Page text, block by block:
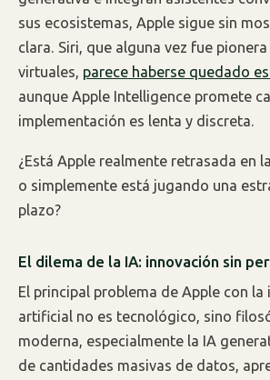
sus ecosistemas, Apple sigue sin
clara. Siri, que alguna vez fue
virtuales, parece haberse quedado
aunque Apple Intelligence promete
implementación es lenta y discreta.
¿Está Apple realmente retrasada en
o simplemente está jugando una
plazo?
El dilema de la IA: innovación sin
El principal problema de Apple con la
artificial no es tecnológico, sino
moderna, especialmente la IA
de cantidades masivas de datos,